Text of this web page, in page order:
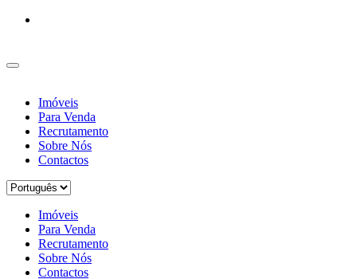
Imóveis
Para Venda
Recrutamento
Sobre Nós
Contactos
Imóveis
Para Venda
Recrutamento
Sobre Nós
Contactos